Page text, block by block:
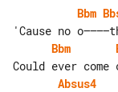
Bbm
Bbm
Absus4